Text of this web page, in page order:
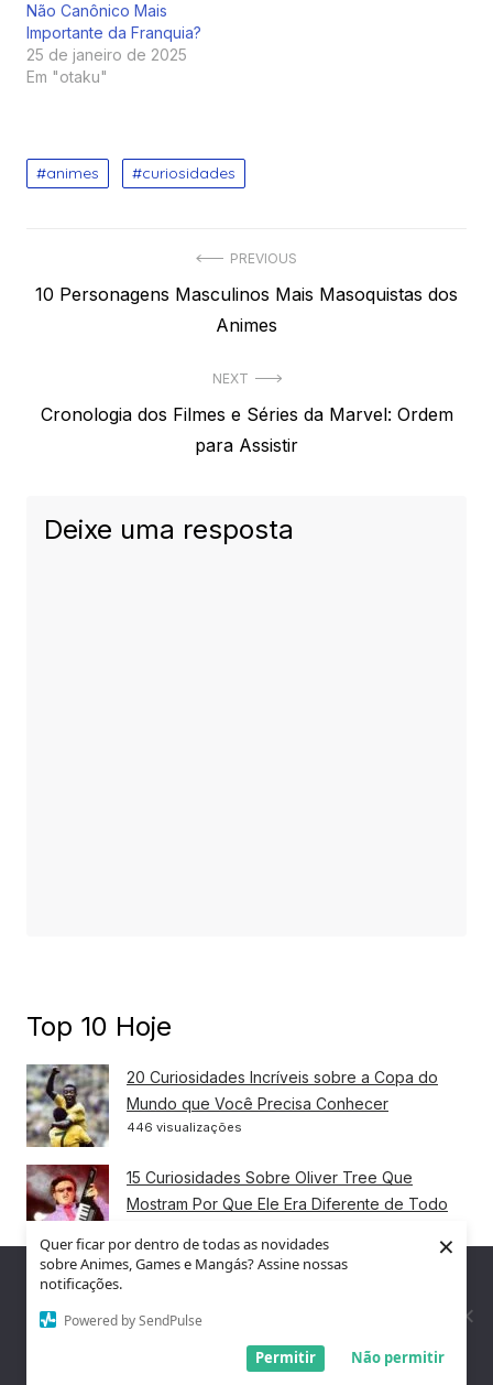
Quer ficar por dentro de todas as novidades
sobre Animes, Games e Mangás? Assine nossas
notificações.
Powered by SendPulse
Não permitir
Permitir
×
Não Canônico Mais
Importante da Franquia?
25 de janeiro de 2025
Em "otaku"
animes curiosidades
de
PREVIOUS
Previous
10 Personagens Masculinos Mais Masoquistas dos
Animes
NEXT
Next
Cronologia dos Filmes e Séries da Marvel: Ordem
para Assistir
Deixe uma resposta
Top 10 Hoje
20 Curiosidades Incríveis sobre a Copa do
Mundo que Você Precisa Conhecer
446 visualizações
15 Curiosidades Sobre Oliver Tree Que
Mostram Por Que Ele Era Diferente de Todo
122 visualizações
Encontrar Capivaras na Natureza
Nós utilizamos cookies para garantir que você tenha a melhor
experiência em nosso site. Se você continua a usar este site,
assumimos que você está satisfeito.
Entendi!